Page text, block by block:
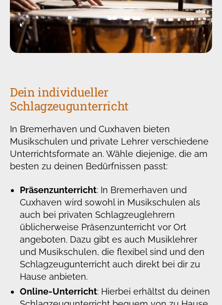
Dein individueller
Schlagzeugunterricht
In Bremerhaven und Cuxhaven bieten
Musikschulen und private Lehrer verschiedene
Unterrichtsformate an. Wähle diejenige, die am
besten zu deinen Bedürfnissen passt:
Präsenzunterricht: In Bremerhaven und
Cuxhaven wird sowohl in Musikschulen als
auch bei privaten Schlagzeuglehrern
üblicherweise Präsenzunterricht vor Ort
angeboten. Dazu gibt es auch Musiklehrer
und Musikschulen, die flexibel sind und den
Schlagzeugunterricht auch direkt bei dir zu
Hause anbieten.
Online-Unterricht: Hierbei erhältst du deinen